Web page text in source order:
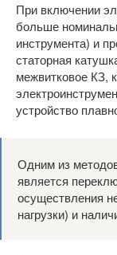
При включении
больше
инструмента) и
статорная
межвитковое КЗ,
устройство
Одним из
является
осуществления
нагрузки) и